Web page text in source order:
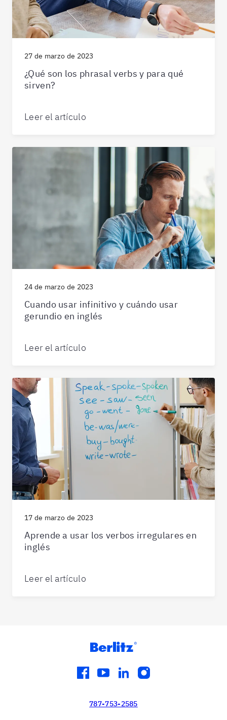
27 de marzo de 2023
¿Qué son los phrasal verbs y para qué
sirven?
Leer el artículo
24 de marzo de 2023
Cuando usar infinitivo y cuándo usar
gerundio en inglés
Leer el artículo
17 de marzo de 2023
Aprende a usar los verbos irregulares en
inglés
Leer el artículo
facebook
youtube
linkedininstagram
787-753-2585